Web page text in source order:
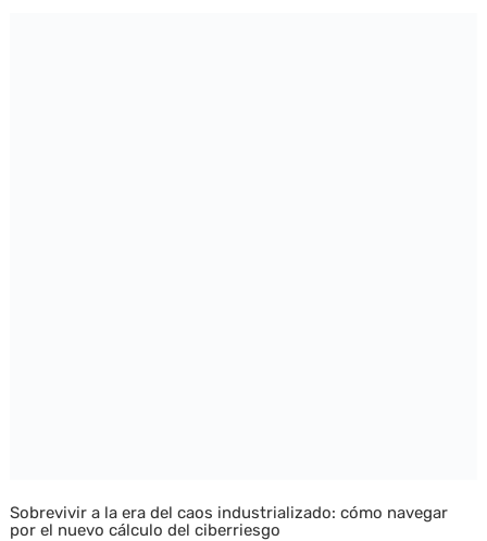
Sobrevivir a la era del caos industrializado: cómo navegar
por el nuevo cálculo del ciberriesgo